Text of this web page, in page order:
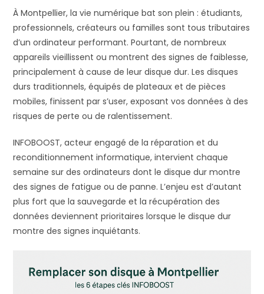
À Montpellier, la vie numérique bat son plein : étudiants,
professionnels, créateurs ou familles sont tous tributaires
d’un ordinateur performant. Pourtant, de nombreux
appareils vieillissent ou montrent des signes de faiblesse,
principalement à cause de leur disque dur. Les disques
durs traditionnels, équipés de plateaux et de pièces
mobiles, finissent par s’user, exposant vos données à des
risques de perte ou de ralentissement.
INFOBOOST, acteur engagé de la réparation et du
reconditionnement informatique, intervient chaque
semaine sur des ordinateurs dont le disque dur montre
des signes de fatigue ou de panne. L’enjeu est d’autant
plus fort que la sauvegarde et la récupération des
données deviennent prioritaires lorsque le disque dur
montre des signes inquiétants.